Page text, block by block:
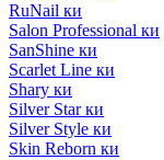
RuNail ки
Salon Professional ки
SanShine ки
Scarlet Line ки
Shary ки
Silver Star ки
Silver Style ки
Skin Reborn ки